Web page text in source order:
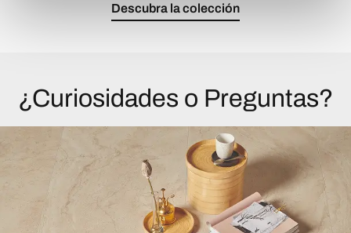
Descubra la colección
¿Curiosidades o Preguntas?